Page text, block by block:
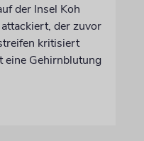
der Insel Koh
der zuvor
kritisiert
eine Gehirnblutung